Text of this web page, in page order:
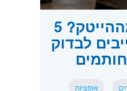
פוטרתם מההייטק? 5
לבדוק
אופציות